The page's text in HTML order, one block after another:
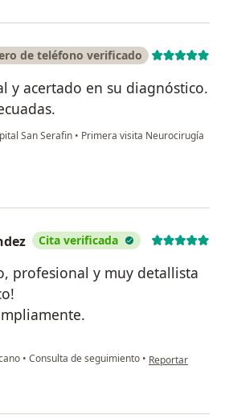
de teléfono verificado
y acertado en su diagnóstico.
San Serafin • Primera visita Neurocirugía
C
Cita verificada
profesional y muy detallista
• Consulta de seguimiento • en opinión del
Reportar